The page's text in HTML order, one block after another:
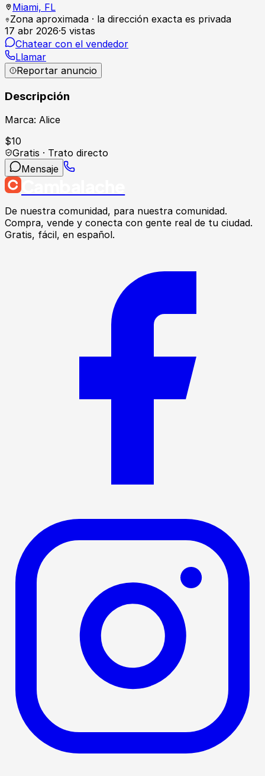
Miami, FL
Zona aproximada · la dirección exacta es privada
17 abr 2026·5 vistas
Chatear con el vendedor
Llamar
Reportar anuncio
Descripción
Marca: Alice
$10
Gratis · Trato directo
Mensaje
De nuestra comunidad, para nuestra comunidad.
Compra, vende y conecta con gente real de tu ciudad.
Gratis, fácil, en español.